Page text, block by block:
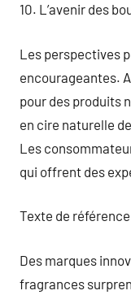
10. L’avenir des
Les perspectives
encourageantes.
pour des produits
en cire naturelle
Les
qui offrent des
Texte de
Des marques
fragrances